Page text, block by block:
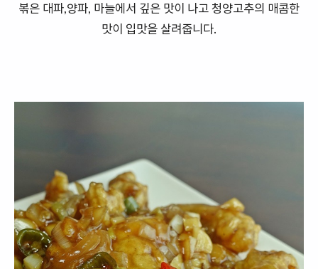
볶은 대파,양파, 마늘에서 깊은 맛이 나고 청양고추의 매콤한
맛이 입맛을 살려줍니다.